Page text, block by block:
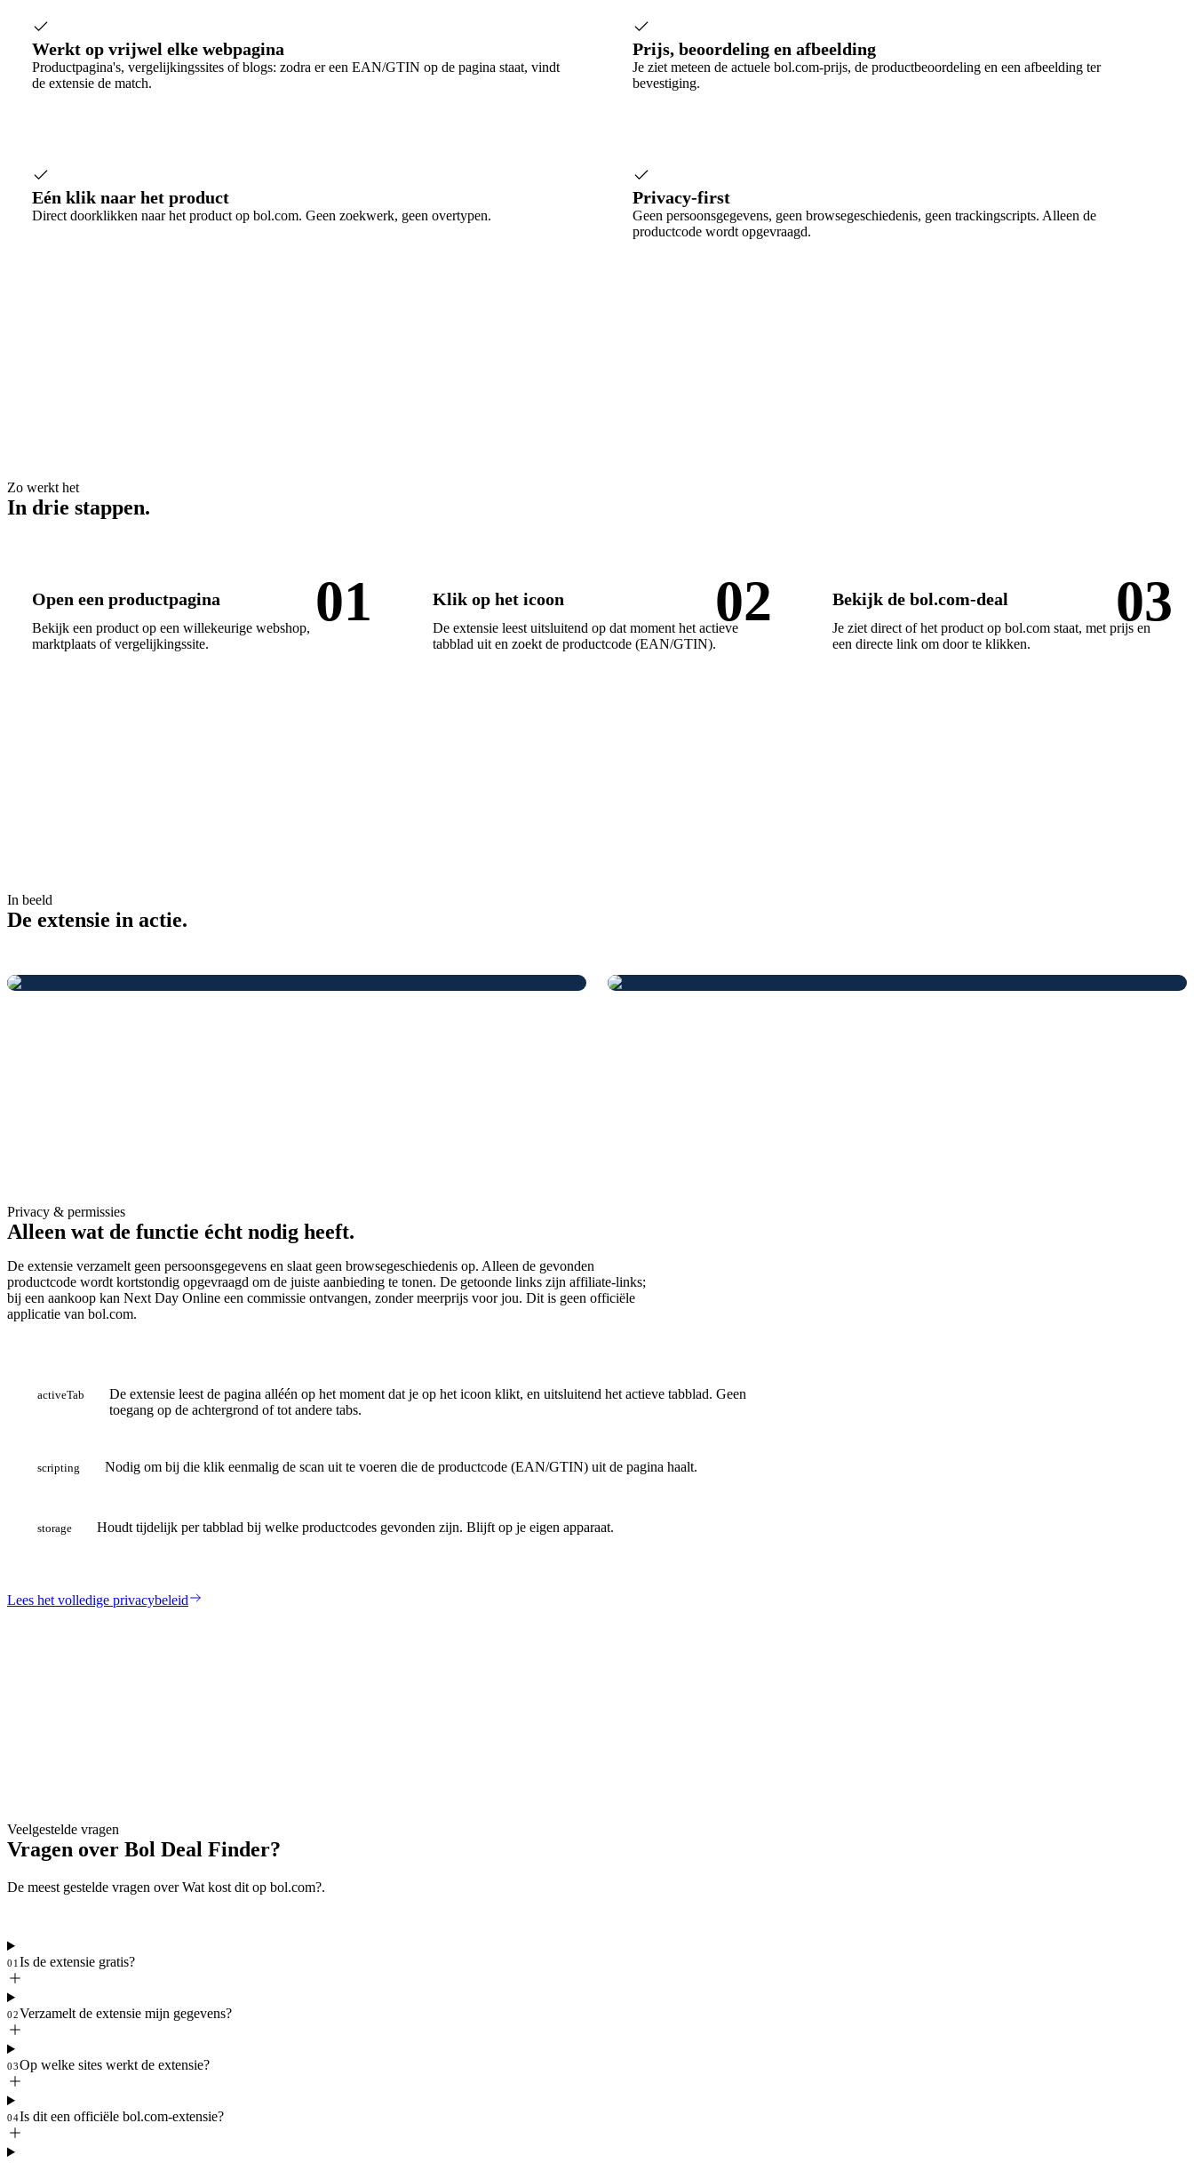
Werkt op vrijwel elke webpagina
Productpagina's, vergelijkingssites of blogs: zodra er een EAN/GTIN op de pagina staat, vindt
de extensie de match.
Prijs, beoordeling en afbeelding
Je ziet meteen de actuele bol.com-prijs, de productbeoordeling en een afbeelding ter
bevestiging.
Eén klik naar het product
Direct doorklikken naar het product op bol.com. Geen zoekwerk, geen overtypen.
Privacy-first
Geen persoonsgegevens, geen browsegeschiedenis, geen trackingscripts. Alleen de
productcode wordt opgevraagd.
Zo werkt het
In drie stappen.
01
Open een productpagina
Bekijk een product op een willekeurige webshop,
marktplaats of vergelijkingssite.
02
Klik op het icoon
De extensie leest uitsluitend op dat moment het actieve
tabblad uit en zoekt de productcode (EAN/GTIN).
03
Bekijk de bol.com-deal
Je ziet direct of het product op bol.com staat, met prijs en
een directe link om door te klikken.
In beeld
De extensie in actie.
Privacy & permissies
Alleen wat de functie écht nodig heeft.
De extensie verzamelt geen persoonsgegevens en slaat geen browsegeschiedenis op. Alleen de gevonden
productcode wordt kortstondig opgevraagd om de juiste aanbieding te tonen. De getoonde links zijn affiliate-links;
bij een aankoop kan Next Day Online een commissie ontvangen, zonder meerprijs voor jou. Dit is geen officiële
applicatie van bol.com.
activeTab
De extensie leest de pagina alléén op het moment dat je op het icoon klikt, en uitsluitend het actieve tabblad. Geen
toegang op de achtergrond of tot andere tabs.
scripting Nodig om bij die klik eenmalig de scan uit te voeren die de productcode (EAN/GTIN) uit de pagina haalt.
storage Houdt tijdelijk per tabblad bij welke productcodes gevonden zijn. Blijft op je eigen apparaat.
Lees het volledige privacybeleid
Veelgestelde vragen
Vragen over Bol Deal Finder?
De meest gestelde vragen over Wat kost dit op bol.com?.
01 Is de extensie gratis?
02Verzamelt de extensie mijn gegevens?
03Op welke sites werkt de extensie?
04Is dit een officiële bol.com-extensie?